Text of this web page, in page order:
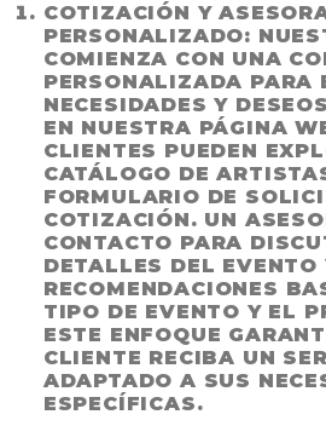
COTIZACIÓN Y
PERSONALIZADO:
COMIENZA CON UNA
PERSONALIZADA PARA
NECESIDADES Y
EN NUESTRA PÁGINA
CLIENTES PUEDEN
CATÁLOGO DE
FORMULARIO DE
COTIZACIÓN. UN
CONTACTO PARA
DETALLES DEL EVENTO
RECOMENDACIONES
TIPO DE EVENTO Y EL
ESTE ENFOQUE
CLIENTE RECIBA UN
ADAPTADO A SUS
ESPECÍFICAS.